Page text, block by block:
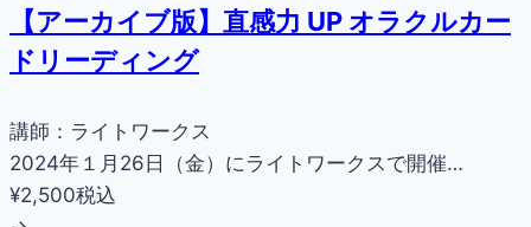
【アーカイブ版】直感力 UP オラクルカー
ドリーディング
講師：ライトワークス
2024年１月26日（金）にライトワークスで開催…
¥2,500税込